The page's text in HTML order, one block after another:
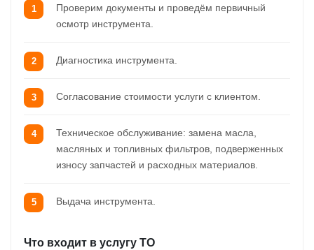
Проверим документы и проведём первичный
осмотр инструмента.
Диагностика инструмента.
Согласование стоимости услуги с клиентом.
Техническое обслуживание: замена масла,
масляных и топливных фильтров, подверженных
износу запчастей и расходных материалов.
Выдача инструмента.
Что входит в услугу ТО